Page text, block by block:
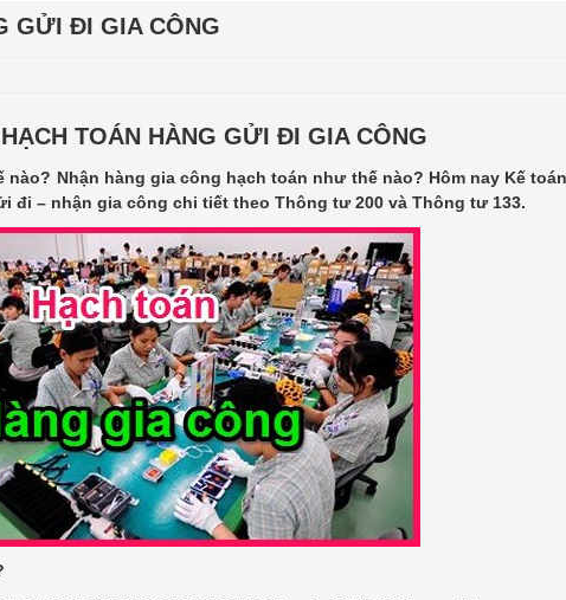
GỬI ĐI GIA CÔNG
TOÁN HÀNG GỬI ĐI GIA CÔNG
Nhận hàng gia công hạch toán như thế nào? Hôm nay Kế
đi – nhận gia công chi tiết theo Thông tư 200 và Thông tư 133.
Thùy Trang: Lựa chọn Trung tâm
kế toán An Hiểu Minh là một quyết
định sáng suốt của em.
Sau quá trình được tham gia khóa
học tin học văn phòng tại trung tâm
kế toán An Hiểu Minh bản thân em
cảm thấy lượng kiến thức về tin...
toán trước khi học
"Kế toán quá khó,
làm được. " Cảm